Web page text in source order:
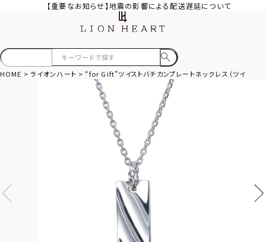
【重要なお知らせ】地震の影響による配送遅延について
HOME ライオンハート “for Gift”ツイストバチカンプレートネックレス（ツイスト